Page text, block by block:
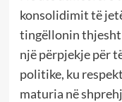
konsolidimit të
tingëllonin thjesht
një përpjekje për
politike, ku
maturia në